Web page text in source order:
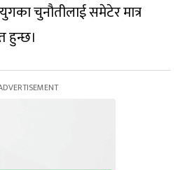
चुनौतीलाई समेटेर मात्र
हुन्छ।